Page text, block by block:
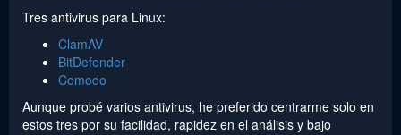
Tres antivirus para Linux:
ClamAV
BitDefender
Comodo
Aunque probé varios antivirus, he preferido centrarme solo en
estos tres por su facilidad, rapidez en el análisis y bajo